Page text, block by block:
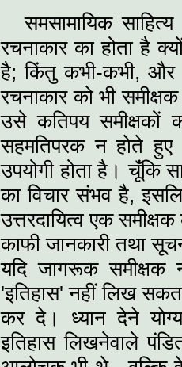
समसामायिक
रचनाकार का होता है
है; किंतु कभी-कभी, और
रचनाकार को भी
उसे कतिपय समीक्षकों
सहमतिपरक न होते हुए
उपयोगी होता है। चूँकि
का विचार संभव है,
उत्तरदायित्‍व एक
काफी जानकारी तथा
यदि जागरूक
'इतिहास' नहीं लिख
कर दे। ध्‍यान देने
इतिहास लिखनेवाले